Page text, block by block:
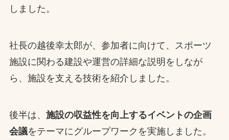
しました。
社長の越後幸太郎が、参加者に向けて、スポーツ
施設に関わる建設や運営の詳細な説明をしなが
ら、施設を支える技術を紹介しました。
後半は、 施設の収益性を向上するイベントの企画
会議をテーマにグループワークを実施しました。